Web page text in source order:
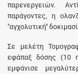
παρενεργειών.
παράγοντες, η
"αγχολυτική"
Σε μελέτη
εφάπαξ δόσης (10
εμφάνισε